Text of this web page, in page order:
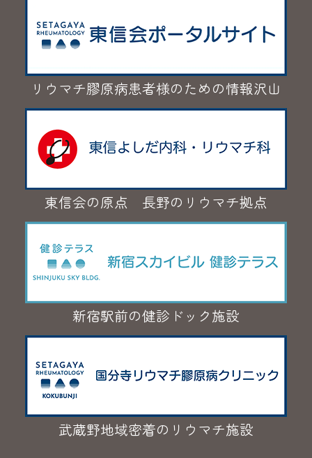
リウマチ膠原病患者様のための情報沢山
東信会の原点 長野のリウマチ拠点
新宿駅前の健診ドック施設
武蔵野地域密着のリウマチ施設